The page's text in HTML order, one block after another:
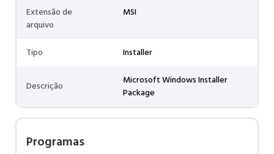
Extensão de
arquivo
MSI
Tipo Installer
Descrição
Microsoft Windows Installer
Package
Programas